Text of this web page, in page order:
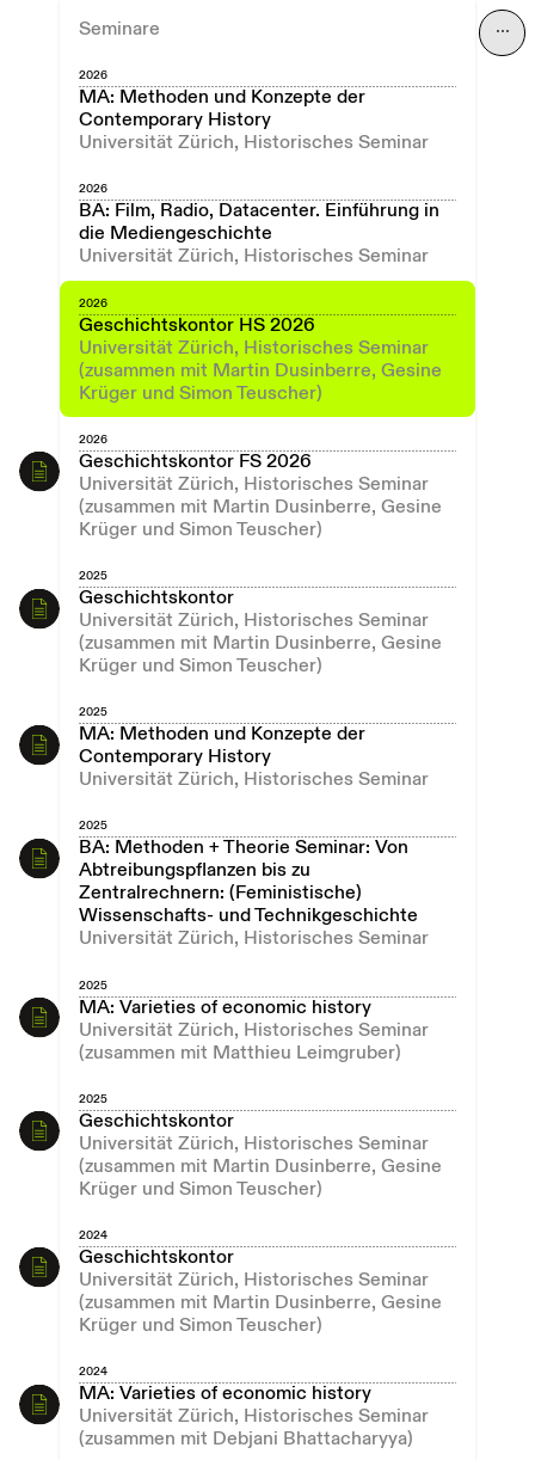
⋯
Seminare
2026
MA: Methoden und Konzepte der
Contemporary History
Universität Zürich, Historisches Seminar
2026
BA: Film, Radio, Datacenter. Einführung in
die Mediengeschichte
Universität Zürich, Historisches Seminar
2026
Geschichtskontor HS 2026
Universität Zürich, Historisches Seminar
(zusammen mit Martin Dusinberre, Gesine
Krüger und Simon Teuscher)
2026
Geschichtskontor FS 2026
Universität Zürich, Historisches Seminar
(zusammen mit Martin Dusinberre, Gesine
Krüger und Simon Teuscher)
2025
Geschichtskontor
Universität Zürich, Historisches Seminar
(zusammen mit Martin Dusinberre, Gesine
Krüger und Simon Teuscher)
2025
MA: Methoden und Konzepte der
Contemporary History
Universität Zürich, Historisches Seminar
2025
BA: Methoden + Theorie Seminar: Von
Abtreibungspflanzen bis zu
Zentralrechnern: (Feministische)
Wissenschafts- und Technikgeschichte
Universität Zürich, Historisches Seminar
2025
MA: Varieties of economic history
Universität Zürich, Historisches Seminar
(zusammen mit Matthieu Leimgruber)
2025
Geschichtskontor
Universität Zürich, Historisches Seminar
(zusammen mit Martin Dusinberre, Gesine
Krüger und Simon Teuscher)
2024
Geschichtskontor
Universität Zürich, Historisches Seminar
(zusammen mit Martin Dusinberre, Gesine
Krüger und Simon Teuscher)
2024
MA: Varieties of economic history
Universität Zürich, Historisches Seminar
(zusammen mit Debjani Bhattacharyya)